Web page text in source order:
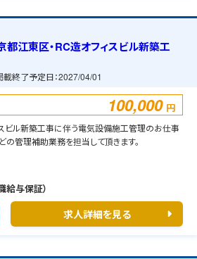
都江東区・RC造オフィスビル新築工
載終了予定日：2027/04/01
100,000 円
ビル新築工事に伴う電気設備施工管理のお仕事
の管理補助業務を担当して頂きます。
給与保証）
求人詳細を見る